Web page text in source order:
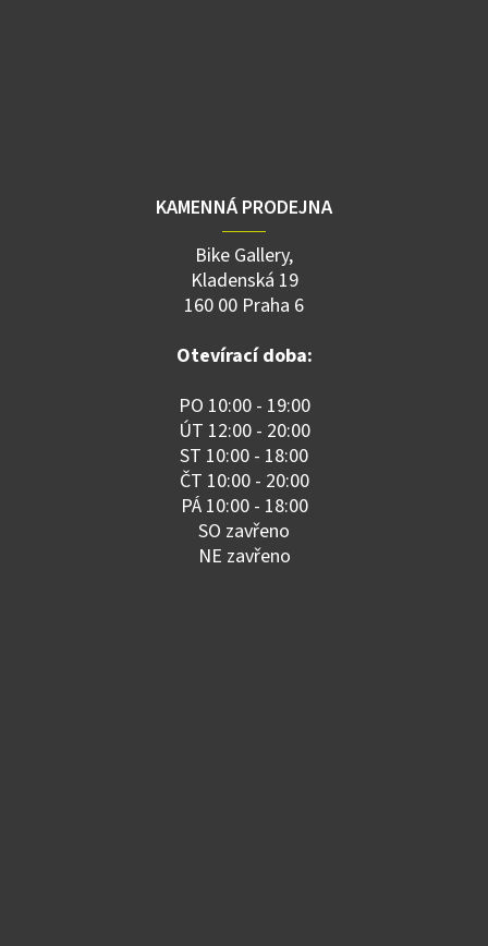
KAMENNÁ PRODEJNA
Bike Gallery,
Kladenská 19
160 00 Praha 6
Otevírací doba:
PO 10:00 - 19:00
ÚT 12:00 - 20:00
ST 10:00 - 18:00
ČT 10:00 - 20:00
PÁ 10:00 - 18:00
SO zavřeno
NE zavřeno